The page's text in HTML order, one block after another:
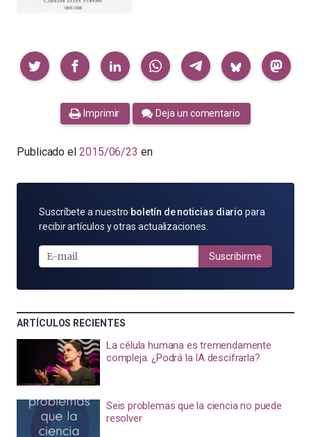
Compartir
Imprimir Deja un comentario
Publicado el 2015/06/23 en
SUSCRÍBETE
POR
MAIL
Suscríbete a nuestro boletín de noticias diario para
recibir artículos y otras actualizaciones.
Suscribirme
ARTÍCULOS RECIENTES
La célula humana es tremendamente
compleja. ¿Podrá la IA descifrarla?
Seis problemas que la ciencia no puede
resolver